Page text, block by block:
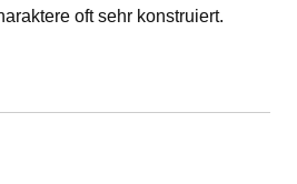
oft sehr konstruiert.